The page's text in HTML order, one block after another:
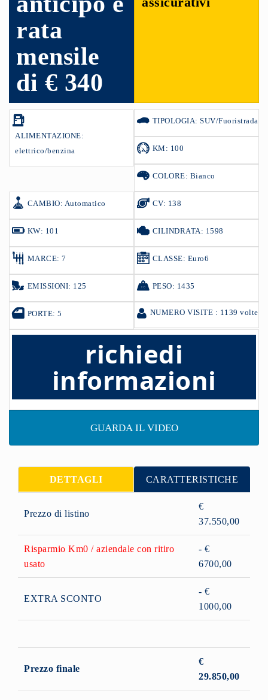
rata
mensile
di € 340
ALIMENTAZIONE:
elettrico/benzina
TIPOLOGIA: SUV/Fuoristrada
KM: 100
COLORE: Bianco
CAMBIO: Automatico CV: 138
KW: 101 CILINDRATA: 1598
MARCE: 7 CLASSE: Euro6
EMISSIONI: 125 PESO: 1435
PORTE: 5 NUMERO VISITE : 1139 volte
richiedi
informazioni
GUARDA IL VIDEO
DETTAGLI CARATTERISTICHE
Prezzo di listino
€
37.550,00
Risparmio Km0 / aziendale con ritiro
usato
- €
6700,00
EXTRA SCONTO
- €
1000,00
Prezzo finale
€
29.850,00